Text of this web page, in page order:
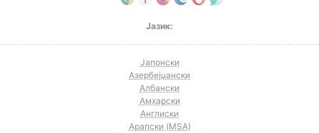
Јазик:
Јапонски
Азербејџански
Албански
Амхарски
Англиски
Арапски (MSA)